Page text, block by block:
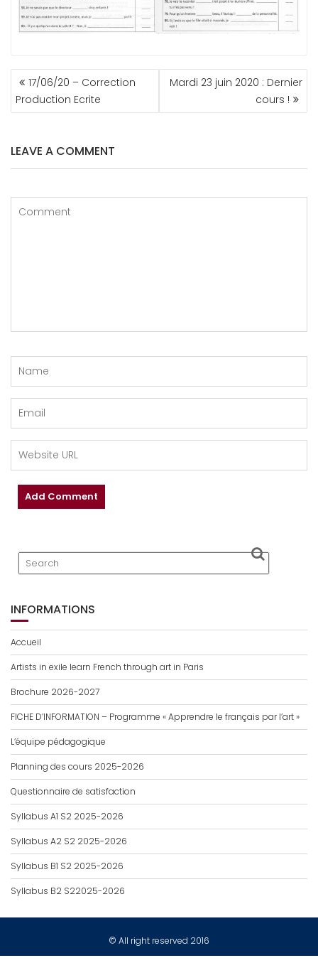
NAVIGATION
DE
L’ARTICLE
17/06/20 – Correction
Production Ecrite
Mardi 23 juin 2020 : Dernier
cours !
LEAVE A COMMENT
INFORMATIONS
Accueil
Artists in exile learn French through art in Paris
Brochure 2026-2027
FICHE D’INFORMATION – Programme « Apprendre le français par l’art »
L’équipe pédagogique
Planning des cours 2025-2026
Questionnaire de satisfaction
Syllabus A1 S2 2025-2026
Syllabus A2 S2 2025-2026
Syllabus B1 S2 2025-2026
Syllabus B2 S22025-2026
© All right reserved 2016